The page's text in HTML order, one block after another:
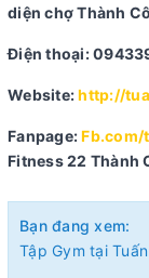
diện chợ Thành
Điện thoại:
Website:http://
Fanpage:Fb.com/
Fitness 22 Thành
Bạn đang xem: